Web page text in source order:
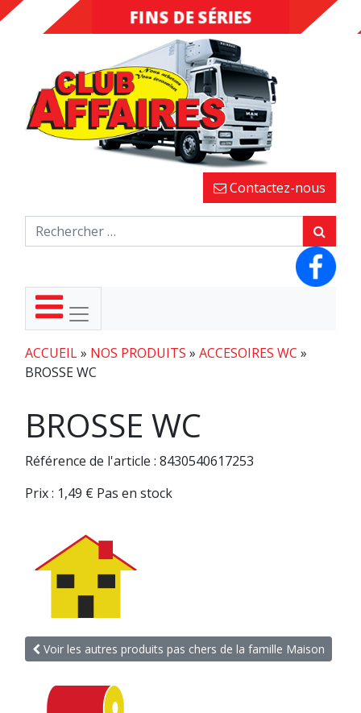
DESTOCKAGE
FINS DE SÉRIES
Contactez-nous
ACCUEIL» NOS PRODUITS » ACCESOIRES WC »
BROSSE WC
BROSSE WC
Référence de l'article : 8430540617253
Prix : 1,49 € Pas en stock
Voir les autres produits pas chers de la famille Maison